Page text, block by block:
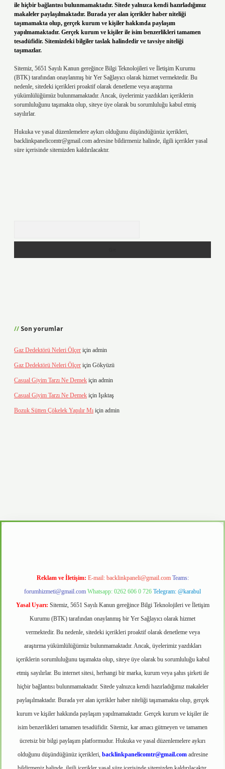
ile hiçbir bağlantısı bulunmamaktadır. Sitede yalnızca kendi hazırladığımız
makaleler paylaşılmaktadır. Burada yer alan içerikler haber niteliği
taşımamakta olup, gerçek kurum ve kişiler hakkında paylaşım
yapılmamaktadır. Gerçek kurum ve kişiler ile isim benzerlikleri tamamen
tesadüfidir. Sitemizdeki bilgiler taslak halindedir ve tavsiye niteliği
taşımazlar.
Sitemiz, 5651 Sayılı Kanun gereğince Bilgi Teknolojileri ve İletişim Kurumu
(BTK) tarafından onaylanmış bir Yer Sağlayıcı olarak hizmet vermektedir. Bu
nedenle, sitedeki içerikleri proaktif olarak denetleme veya araştırma
yükümlülüğümüz bulunmamaktadır. Ancak, üyelerimiz yazdıkları içeriklerin
sorumluluğunu taşımakta olup, siteye üye olarak bu sorumluluğu kabul etmiş
sayılırlar.
Hukuka ve yasal düzenlemelere aykırı olduğunu düşündüğünüz içerikleri,
backlinkpanelicomtr@gmail.com adresine bildirmeniz halinde, ilgili içerikler yasal
süre içerisinde sitemizden kaldırılacaktır.
Son yorumlar
Gaz Dedektörü Neleri Ölçer için admin
Gaz Dedektörü Neleri Ölçer için Gökyüzü
Casual Giyim Tarzı Ne Demek için admin
Casual Giyim Tarzı Ne Demek için Işıktaş
Bozuk Sütten Çökelek Yapılır Mı için admin
Reklam ve İletişim: E-mail: backlinkpaneli@gmail.com Teams:
forumhizmeti@gmail.com Whatsapp: 0262 606 0 726 Telegram: @karabul
Yasal Uyarı: Sitemiz, 5651 Sayılı Kanun gereğince Bilgi Teknolojileri ve İletişim
Kurumu (BTK) tarafından onaylanmış bir Yer Sağlayıcı olarak hizmet
vermektedir. Bu nedenle, sitedeki içerikleri proaktif olarak denetleme veya
araştırma yükümlülüğümüz bulunmamaktadır. Ancak, üyelerimiz yazdıkları
içeriklerin sorumluluğunu taşımakta olup, siteye üye olarak bu sorumluluğu kabul
etmiş sayılırlar. Bu internet sitesi, herhangi bir marka, kurum veya şahıs şirketi ile
hiçbir bağlantısı bulunmamaktadır. Sitede yalnızca kendi hazırladığımız makaleler
paylaşılmaktadır. Burada yer alan içerikler haber niteliği taşımamakta olup, gerçek
kurum ve kişiler hakkında paylaşım yapılmamaktadır. Gerçek kurum ve kişiler ile
isim benzerlikleri tamamen tesadüfidir. Sitemiz, kar amacı gütmeyen ve tamamen
ücretsiz bir bilgi paylaşım platformudur. Hukuka ve yasal düzenlemelere aykırı
olduğunu düşündüğünüz içerikleri, backlinkpanelicomtr@gmail.comadresine